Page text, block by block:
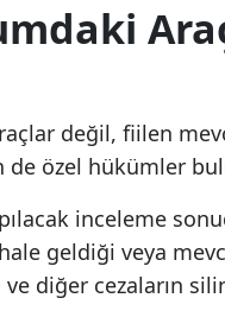
değil, fiilen
özel hükümler
inceleme
geldiği veya
diğer cezaların